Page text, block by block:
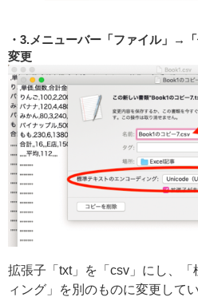
3.メニューバー「ファイル」→
変更
拡張子「txt」を「csv」にし、
ィング」を別のものに変更してい